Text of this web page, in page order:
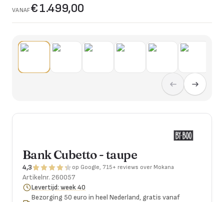
VANAF€ 1.499,00
Bank Cubetto - taupe
4,3 op Google, 715+ reviews over Mokana
Artikelnr. 260057
Levertijd: week 40
Bezorging 50 euro in heel Nederland, gratis vanaf